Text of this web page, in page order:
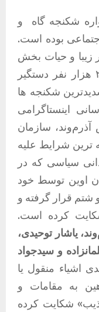
شکنجه گاه
و
بوده است.
زیبا و حیات بخش
نزدیک به ۲۰ هزار نفر دستگیر
شکنجه ها
اینستاگرامی
آذرم‌وند، سازمان
ترین شرایط علیه
سیاسی که در
اوین توسط خود
شتم قرار گرفته و
کرده است.
یاشار توحیدی،
و سیدجواد
اشیاء منقول یا
به مقامات و
» شکایت کرده